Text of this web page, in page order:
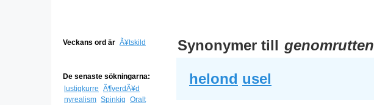
Veckans ord är Ã¥tskild
De senaste sökningarna:
lustigkurre Ã¶verdÃ¥d
nyrealism Spinkig Oralt
Synonymer till genomrutten
helond usel